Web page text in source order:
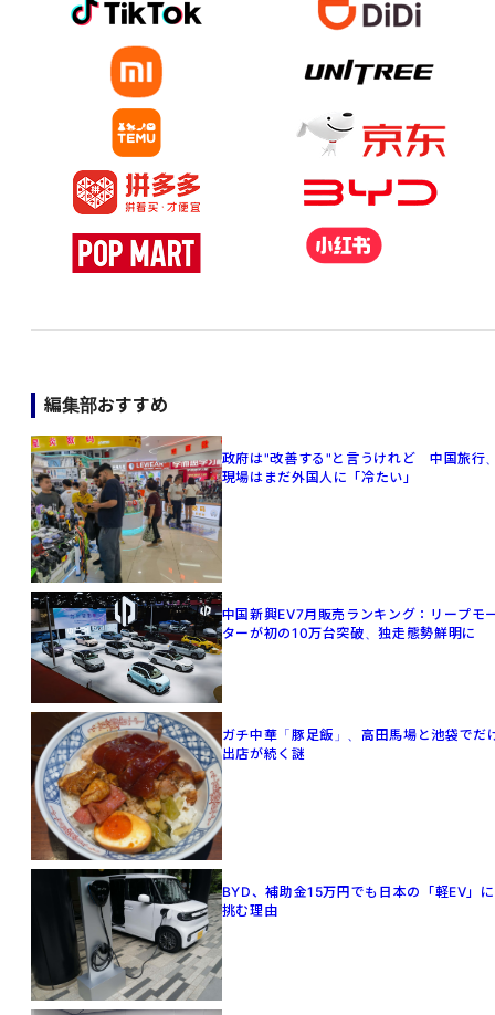
編集部おすすめ
政府は"改善する"と言うけれど 中国旅行
現場はまだ外国人に「冷たい」
中国新興EV7月販売ランキング：リープモ
ターが初の10万台突破、独走態勢鮮明に
ガチ中華「豚足飯」、高田馬場と池袋でだ
出店が続く謎
BYD、補助金15万円でも日本の「軽EV」に
挑む理由